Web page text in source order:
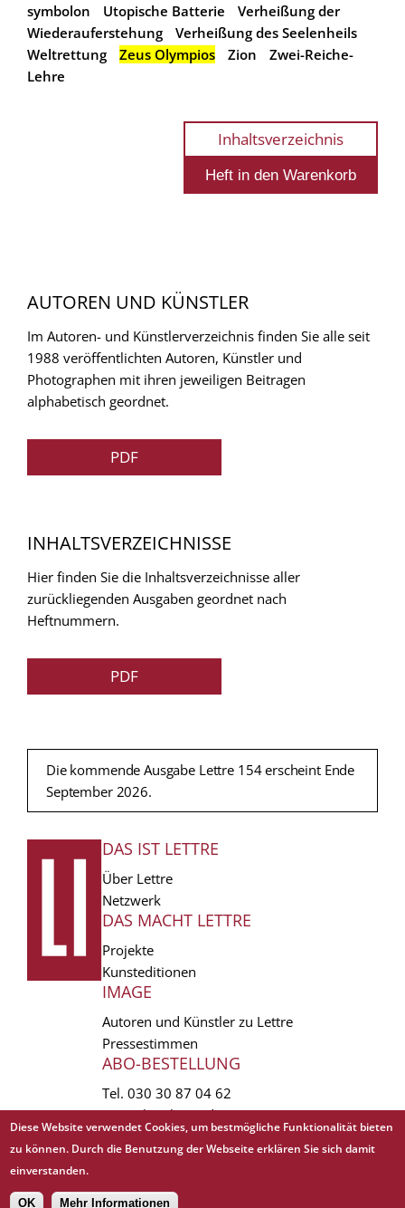
symbolon
Utopische Batterie
Verheißung der
Wiederauferstehung
Verheißung des Seelenheils
Weltrettung
Zeus Olympios Zion
Zwei-Reiche-
Lehre
Inhaltsverzeichnis
AUTOREN UND KÜNSTLER
Im Autoren- und Künstlerverzeichnis finden Sie alle seit
1988 veröffentlichten Autoren, Künstler und
Photographen mit ihren jeweiligen Beitragen
alphabetisch geordnet.
PDF
INHALTSVERZEICHNISSE
Hier finden Sie die Inhaltsverzeichnisse aller
zurückliegenden Ausgaben geordnet nach
Heftnummern.
PDF
Die kommende Ausgabe Lettre 154 erscheint Ende
September 2026.
FUSSZEILE
DAS IST LETTRE
Über Lettre
Netzwerk
DAS MACHT LETTRE
Projekte
Kunsteditionen
IMAGE
Autoren und Künstler zu Lettre
Pressestimmen
ABO-BESTELLUNG
Tel. 030 30 87 04 62
vertrieb(at)lettre.de
Copyright © 1988 - 2026 Lettre International. All rights reserved.
EXTRA
Diese Website verwendet Cookies, um bestmögliche Funktionalität bieten
zu können. Durch die Benutzung der Webseite erklären Sie sich damit
einverstanden.
OK Mehr Informationen